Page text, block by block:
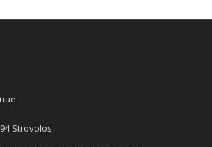
Strovolos